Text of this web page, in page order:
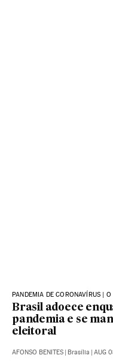
PANDEMIA DE CORONAVÍRUS |
Brasil adoece
pandemia e se
eleitoral
AFONSO BENITES Brasília AUG